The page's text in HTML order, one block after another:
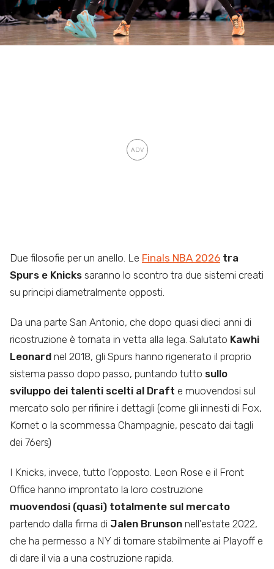
Due filosofie per un anello. Le Finals NBA 2026 tra
Spurs e Knicks saranno lo scontro tra due sistemi creati
su principi diametralmente opposti.
Da una parte San Antonio, che dopo quasi dieci anni di
ricostruzione è tornata in vetta alla lega. Salutato Kawhi
Leonard nel 2018, gli Spurs hanno rigenerato il proprio
sistema passo dopo passo, puntando tutto sullo
sviluppo dei talenti scelti al Draft e muovendosi sul
mercato solo per rifinire i dettagli (come gli innesti di Fox,
Kornet o la scommessa Champagnie, pescato dai tagli
dei 76ers)
I Knicks, invece, tutto l’opposto. Leon Rose e il Front
Office hanno improntato la loro costruzione
muovendosi (quasi) totalmente sul mercato
partendo dalla firma di Jalen Brunson nell’estate 2022,
che ha permesso a NY di tornare stabilmente ai Playoff e
di dare il via a una costruzione rapida.